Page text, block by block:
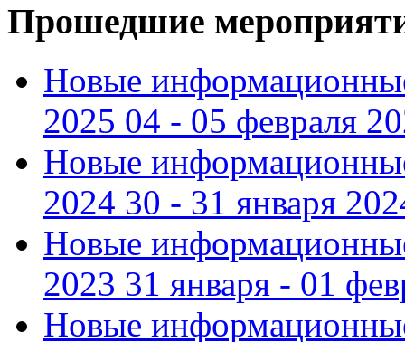
Прошедшие
Новые
2025 04 - 05 февраля
Новые
2024 30 - 31 января
Новые
2023 31 января - 01
Новые